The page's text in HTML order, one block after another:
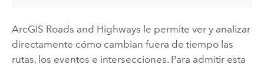
ArcGIS Roads and Highways le permite ver y analizar
directamente cómo cambian fuera de tiempo las
rutas, los eventos e intersecciones. Para admitir esta